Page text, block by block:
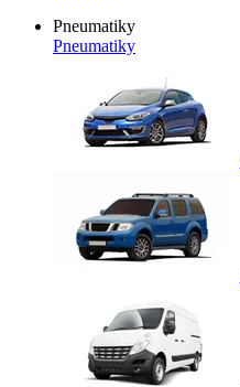
Pneumatiky
Pneumatiky